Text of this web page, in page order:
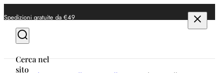
Spedizioni gratuite da €49
Cerca nel
sito